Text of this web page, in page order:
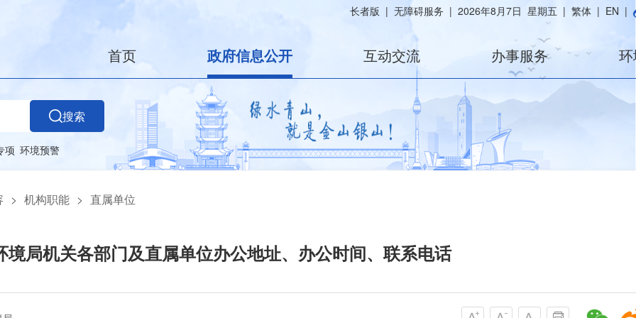
长者版 | 无障碍服务 | 2026年8月7日 星期五 | 繁体 | EN |
首页 政府信息公开 互动交流 办事服务
搜索
项 环境预警
> 机构职能 > 直属单位
境局机关各部门及直属单位办公地址、办公时间、联系电话